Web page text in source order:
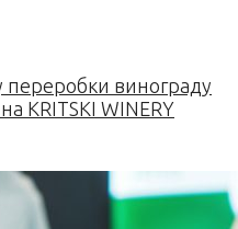
переробки винограду
KRITSKI WINERY